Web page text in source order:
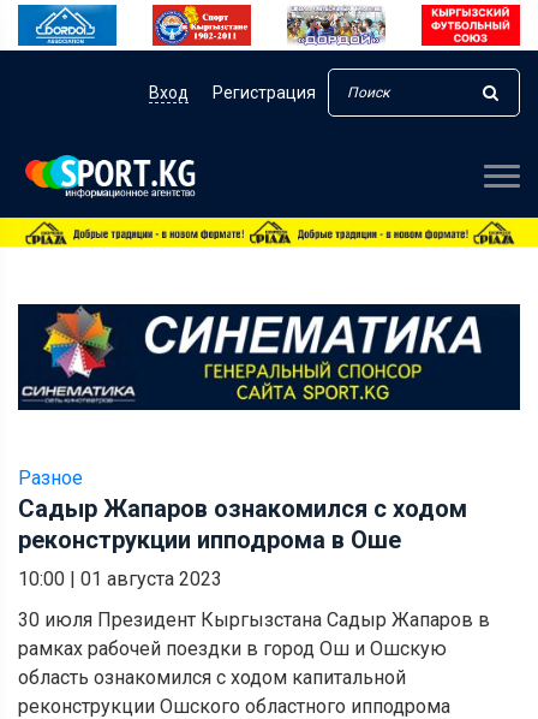
Вход Регистрация
Разное
Садыр Жапаров ознакомился с ходом
реконструкции ипподрома в Оше
10:00 | 01 августа 2023
30 июля Президент Кыргызстана Садыр Жапаров в
рамках рабочей поездки в город Ош и Ошскую
область ознакомился с ходом капитальной
реконструкции Ошского областного ипподрома